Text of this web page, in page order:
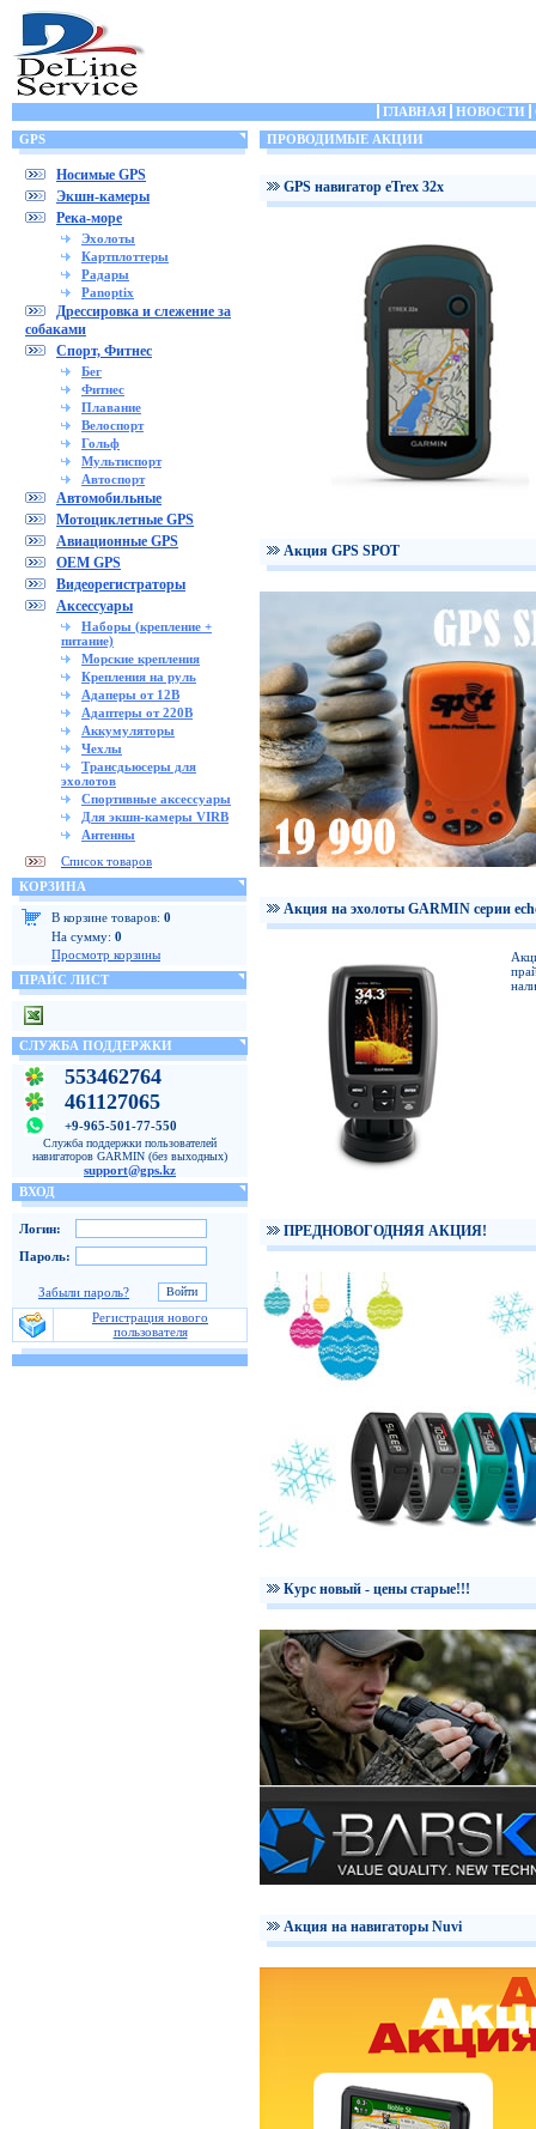
ГЛАВНАЯ НОВОСТИ
GPS
Носимые GPS
Экшн-камеры
Река-море
Эхолоты
Картплоттеры
Радары
Panoptix
Дрессировка и слежение за
собаками
Спорт, Фитнес
Бег
Фитнес
Плавание
Велоспорт
Гольф
Мультиспорт
Автоспорт
Автомобильные
Мотоциклетные GPS
Авиационные GPS
OEM GPS
Видеорегистраторы
Аксессуары
Наборы (крепление +
питание)
Морские крепления
Крепления на руль
Адаперы от 12В
Адаптеры от 220В
Аккумуляторы
Чехлы
Трансдьюсеры для
эхолотов
Спортивные аксессуары
Для экшн-камеры VIRB
Антенны
Список товаров
КОРЗИНА
В корзине товаров: 0
На сумму: 0
Просмотр корзины
ПРАЙС ЛИСТ
СЛУЖБА ПОДДЕРЖКИ
553462764
461127065
+9-965-501-77-550
Служба поддержки пользователей
навигаторов GARMIN (без выходных)
support@gps.kz
ВХОД
Логин:
Пароль:
Забыли пароль?
Регистрация нового
пользователя
ПРОВОДИМЫЕ АКЦИИ
GPS навигатор eTrex 32x
Акция GPS SPOT
Акция на эхолоты GARMIN серии
ПРЕДНОВОГОДНЯЯ АКЦИЯ!
Курс новый - цены старые!!!
Акция на навигаторы Nuvi